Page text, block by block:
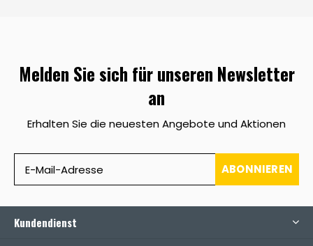
Melden Sie sich für unseren Newsletter
an
Erhalten Sie die neuesten Angebote und Aktionen
ABONNIEREN
Kundendienst